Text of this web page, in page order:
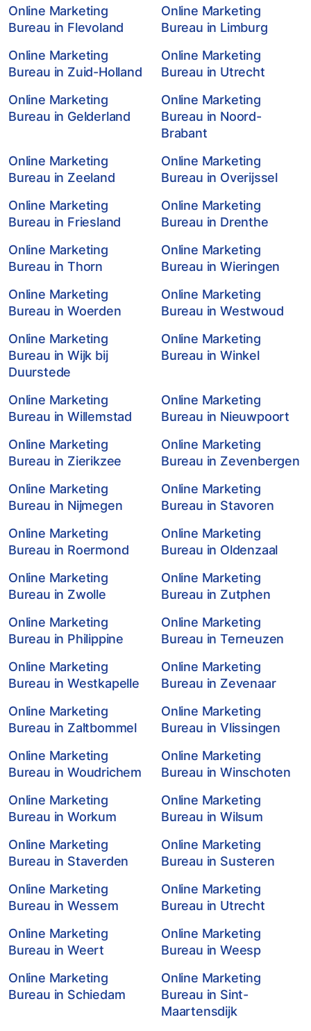
Online Marketing
Bureau in Flevoland
Online Marketing
Bureau in Limburg
Online Marketing
Bureau in Zuid-Holland
Online Marketing
Bureau in Utrecht
Online Marketing
Bureau in Gelderland
Online Marketing
Bureau in Noord-
Brabant
Online Marketing
Bureau in Zeeland
Online Marketing
Bureau in Overijssel
Online Marketing
Bureau in Friesland
Online Marketing
Bureau in Drenthe
Online Marketing
Bureau in Thorn
Online Marketing
Bureau in Wieringen
Online Marketing
Bureau in Woerden
Online Marketing
Bureau in Westwoud
Online Marketing
Bureau in Wijk bij
Duurstede
Online Marketing
Bureau in Winkel
Online Marketing
Bureau in Willemstad
Online Marketing
Bureau in Nieuwpoort
Online Marketing
Bureau in Zierikzee
Online Marketing
Bureau in Zevenbergen
Online Marketing
Bureau in Nijmegen
Online Marketing
Bureau in Stavoren
Online Marketing
Bureau in Roermond
Online Marketing
Bureau in Oldenzaal
Online Marketing
Bureau in Zwolle
Online Marketing
Bureau in Zutphen
Online Marketing
Bureau in Philippine
Online Marketing
Bureau in Terneuzen
Online Marketing
Bureau in Westkapelle
Online Marketing
Bureau in Zevenaar
Online Marketing
Bureau in Zaltbommel
Online Marketing
Bureau in Vlissingen
Online Marketing
Bureau in Woudrichem
Online Marketing
Bureau in Winschoten
Online Marketing
Bureau in Workum
Online Marketing
Bureau in Wilsum
Online Marketing
Bureau in Staverden
Online Marketing
Bureau in Susteren
Online Marketing
Bureau in Wessem
Online Marketing
Bureau in Utrecht
Online Marketing
Bureau in Weert
Online Marketing
Bureau in Weesp
Online Marketing
Bureau in Schiedam
Online Marketing
Bureau in Sint-
Maartensdijk